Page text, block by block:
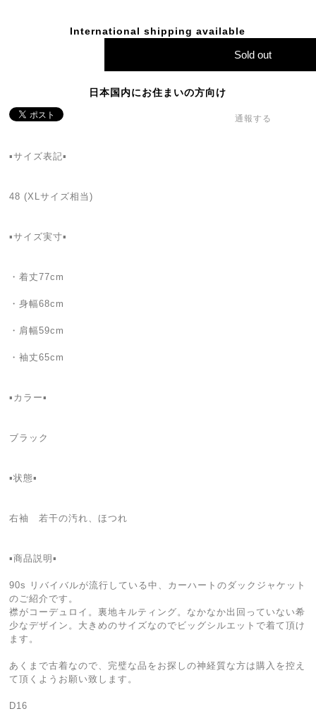
International shipping available
Sold out
日本国内にお住まいの方向け
通報する
▪️サイズ表記▪️
48 (XLサイズ相当)
▪️サイズ実寸▪️
・着丈77cm
・身幅68cm
・肩幅59cm
・袖丈65cm
▪️カラー▪️
ブラック
▪️状態▪️
右袖 若干の汚れ、ほつれ
▪️商品説明▪️
90s リバイバルが流行している中、カーハートのダックジャケット
のご紹介です。
襟がコーデュロイ。裏地キルティング。なかなか出回っていない希
少なデザイン。大きめのサイズなのでビッグシルエットで着て頂け
ます。
あくまで古着なので、完璧な品をお探しの神経質な方は購入を控え
て頂くようお願い致します。
D16